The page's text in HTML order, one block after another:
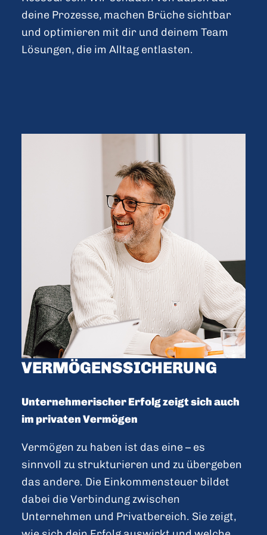
deine Prozesse, machen Brüche sichtbar
und optimieren mit dir und deinem Team
Lösungen, die im Alltag entlasten.
VERMÖGENS­SICHERUNG
Unternehmerischer Erfolg zeigt sich auch
im privaten Vermögen
Vermögen zu haben ist das eine – es
sinnvoll zu strukturieren und zu übergeben
das andere. Die Einkommensteuer bildet
dabei die Verbindung zwischen
Unternehmen und Privatbereich. Sie zeigt,